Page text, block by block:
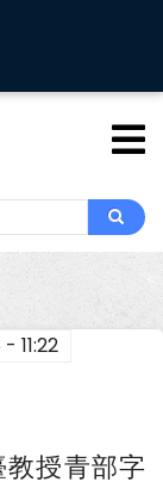
11:22
授青部字